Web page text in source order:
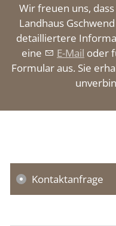
Kontakt
Wir freuen uns,
Landhaus
detailliertere
eine
E-Mail oder
Formular aus. Sie
Kontaktanfrage